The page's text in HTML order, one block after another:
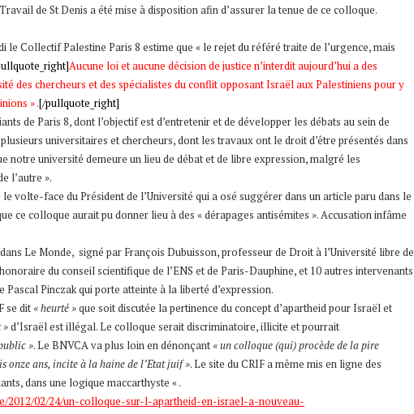
de St Denis a été mise à disposition afin d’assurer la tenue de ce colloque.
le Collectif Palestine Paris 8 estime que « le rejet du référé traite de l’urgence, mais
Aucune loi et aucune décision de justice n’interdit aujourd’hui a des
des chercheurs et des spécialistes du conflit opposant Israël aux Palestiniens pour y
» .[/pullquote_right]
de Paris 8, dont l’objectif est d’entretenir et de développer les débats au sein de
universitaires et chercheurs, dont les travaux ont le droit d’être présentés dans
notre université demeure un lieu de débat et de libre expression, malgré les
l’autre ».
volte-face du Président de l’Université qui a osé suggérer dans un article paru dans le
ce colloque aurait pu donner lieu à des « dérapages antisémites ». Accusation infâme
Le Monde, signé par François Dubuisson, professeur de Droit à l’Université libre de
du conseil scientifique de l’ENS et de Paris-Dauphine, et 10 autres intervenants
Pinczak qui porte atteinte à la liberté d’expression.
se dit« heurté »que soit discutée la pertinence du concept d’apartheid pour Israël et
»d’Israël est illégal. Le colloque serait discriminatoire, illicite et pourrait
». Le BNVCA va plus loin en dénonçant« un colloque (qui) procède de la pire
onze ans, incite à la haine de l’Etat juif ». Le site du CRIF a même mis en ligne des
dans une logique maccarthyste « .
2012/02/24/un-colloque-sur-l-apartheid-en-israel-a-nouveau-